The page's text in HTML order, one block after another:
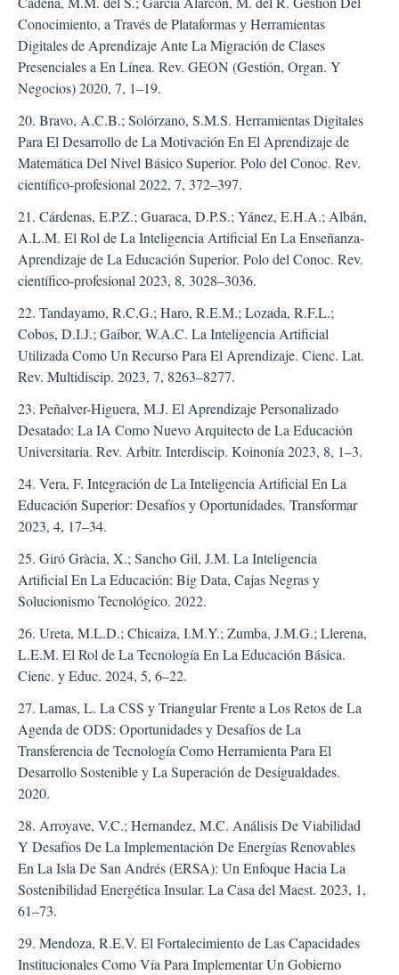
Conocimiento, a Través de Plataformas y Herramientas
Digitales de Aprendizaje Ante La Migración de Clases
Presenciales a En Línea. Rev. GEON (Gestión, Organ. Y
Negocios) 2020, 7, 1–19.
20. Bravo, A.C.B.; Solórzano, S.M.S. Herramientas Digitales
Para El Desarrollo de La Motivación En El Aprendizaje de
Matemática Del Nivel Básico Superior. Polo del Conoc. Rev.
científico-profesional 2022, 7, 372–397.
21. Cárdenas, E.P.Z.; Guaraca, D.P.S.; Yánez, E.H.A.; Albán,
A.L.M. El Rol de La Inteligencia Artificial En La Enseñanza-
Aprendizaje de La Educación Superior. Polo del Conoc. Rev.
científico-profesional 2023, 8, 3028–3036.
22. Tandayamo, R.C.G.; Haro, R.E.M.; Lozada, R.F.L.;
Cobos, D.I.J.; Gaibor, W.A.C. La Inteligencia Artificial
Utilizada Como Un Recurso Para El Aprendizaje. Cienc. Lat.
Rev. Multidiscip. 2023, 7, 8263–8277.
23. Peñalver-Higuera, M.J. El Aprendizaje Personalizado
Desatado: La IA Como Nuevo Arquitecto de La Educación
Universitaria. Rev. Arbitr. Interdiscip. Koinonía 2023, 8, 1–3.
24. Vera, F. Integración de La Inteligencia Artificial En La
Educación Superior: Desafíos y Oportunidades. Transformar
2023, 4, 17–34.
25. Giró Gràcia, X.; Sancho Gil, J.M. La Inteligencia
Artificial En La Educación: Big Data, Cajas Negras y
Solucionismo Tecnológico. 2022.
26. Ureta, M.L.D.; Chicaiza, I.M.Y.; Zumba, J.M.G.; Llerena,
L.E.M. El Rol de La Tecnología En La Educación Básica.
Cienc. y Educ. 2024, 5, 6–22.
27. Lamas, L. La CSS y Triangular Frente a Los Retos de La
Agenda de ODS: Oportunidades y Desafíos de La
Transferencia de Tecnología Como Herramienta Para El
Desarrollo Sostenible y La Superación de Desigualdades.
2020.
28. Arroyave, V.C.; Hernandez, M.C. Análisis De Viabilidad
Y Desafíos De La Implementación De Energías Renovables
En La Isla De San Andrés (ERSA): Un Enfoque Hacia La
Sostenibilidad Energética Insular. La Casa del Maest. 2023, 1,
61–73.
29. Mendoza, R.E.V. El Fortalecimiento de Las Capacidades
Institucionales Como Vía Para Implementar Un Gobierno